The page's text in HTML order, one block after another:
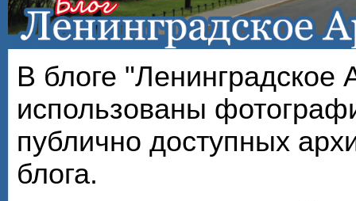
В блоге "Ленинградское
использованы
публично доступных
блога.